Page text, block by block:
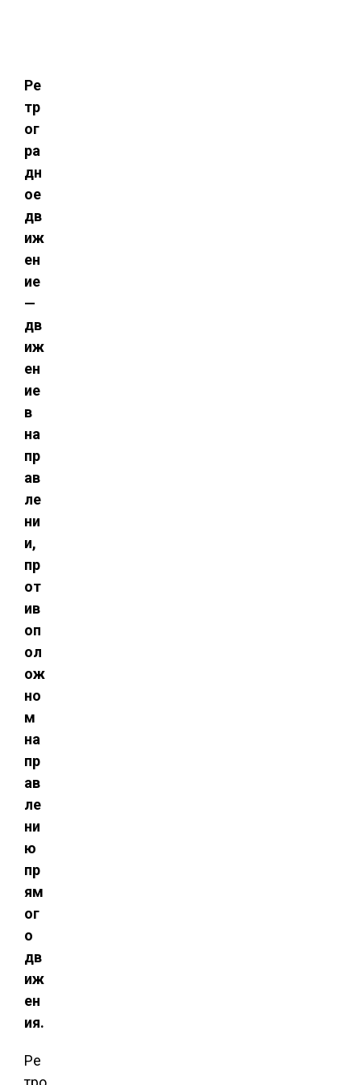
Ре
тр
ог
ра
дн
ое
дв
иж
ен
ие
—
дв
иж
ен
ие
в
на
пр
ав
ле
ни
и,
пр
от
ив
оп
ол
ож
но
м
на
пр
ав
ле
ни
ю
пр
ям
ог
о
дв
иж
ен
ия.
Ре